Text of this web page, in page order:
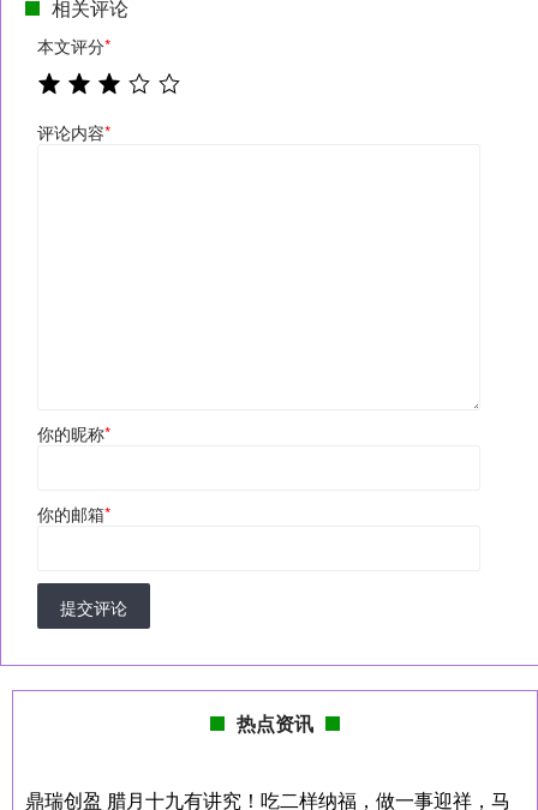
相关评论
本文评分*
评论内容*
你的昵称*
你的邮箱*
提交评论
热点资讯
鼎瑞创盈 腊月十九有讲究！吃二样纳福，做一事迎祥，马